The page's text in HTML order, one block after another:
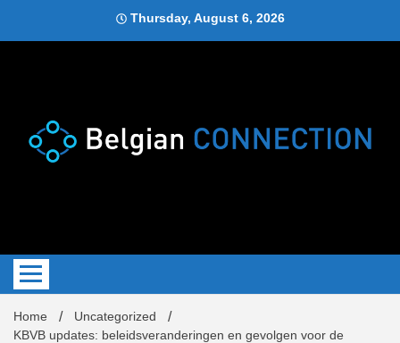
content
Thursday, August 6, 2026
Home
Uncategorized
KBVB updates: beleidsveranderingen en gevolgen voor de